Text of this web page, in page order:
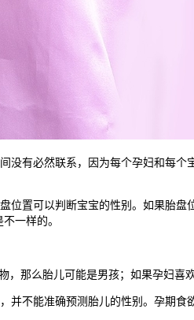
有必然联系，因为每个孕妇和每个
可以判断宝宝的性别。如果胎盘
一样的。
那么胎儿可能是男孩；如果孕妇喜
不能准确预测胎儿的性别。孕期食